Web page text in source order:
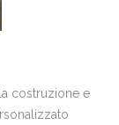
costruzione e